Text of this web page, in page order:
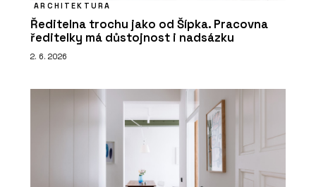
ARCHITEKTURA
Ředitelna trochu jako od Šípka. Pracovna
ředitelky má důstojnost i nadsázku
2. 6. 2026